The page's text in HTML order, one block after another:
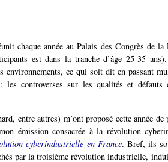
chaque année au Palais des Congrès de
est dans la tranche d’âge 25-35
environnements, ce qui soit dit en passant
controverses sur les qualités et défauts
entre autres) m’ont proposé cette année de
émission consacrée à la révolution
cyberindustrielle en France. Bref, ils
par la troisième révolution industrielle,